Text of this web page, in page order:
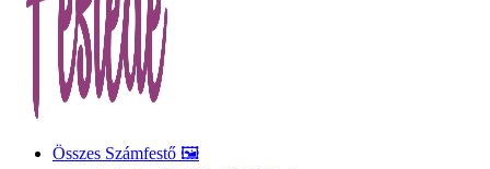
Összes Számfestő 🖼️